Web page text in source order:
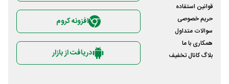
قوانین استفاده
حریم خصوصی
سوالات متداول
همکاری با ما
بلاگ کانال تخفیف
افزونه کروم
دریافت از بازار